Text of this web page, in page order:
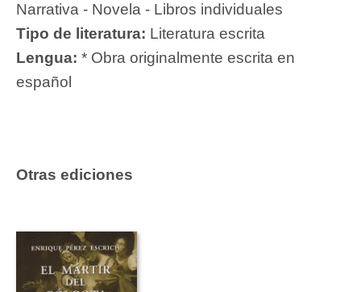
Narrativa - Novela - Libros individuales
Tipo de literatura: Literatura escrita
Lengua: * Obra originalmente escrita en
español
Otras ediciones